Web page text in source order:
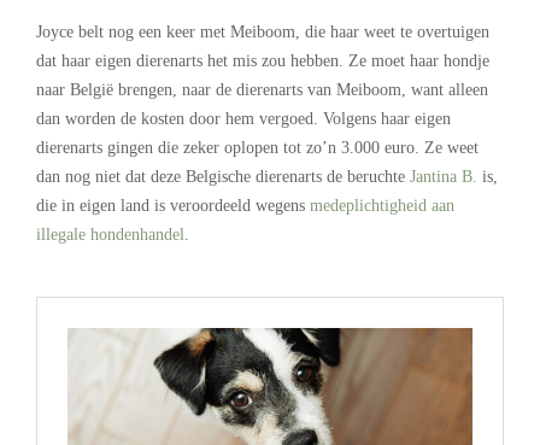
Joyce belt nog een keer met Meiboom, die haar weet te overtuigen
dat haar eigen dierenarts het mis zou hebben. Ze moet haar hondje
naar België brengen, naar de dierenarts van Meiboom, want alleen
dan worden de kosten door hem vergoed. Volgens haar eigen
dierenarts gingen die zeker oplopen tot zo’n 3.000 euro. Ze weet
dan nog niet dat deze Belgische dierenarts de beruchte Jantina B. is,
die in eigen land is veroordeeld wegens medeplichtigheid aan
illegale hondenhandel